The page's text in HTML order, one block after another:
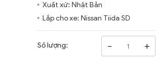
Xuất xứ: Nhật Bản
Lắp cho xe: Nissan Tiida SD
Số lượng: - +